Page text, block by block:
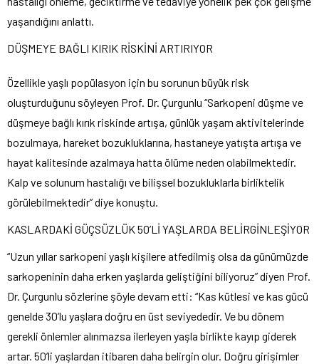
yaşandığını anlattı.
DÜŞMEYE BAĞLI KIRIK RİSKİNİ ARTIRIYOR
Özellikle yaşlı popülasyon için bu sorunun büyük risk
oluşturduğunu söyleyen Prof. Dr. Çurgunlu “Sarkopeni düşme ve
düşmeye bağlı kırık riskinde artışa, günlük yaşam aktivitelerinde
bozulmaya, hareket bozukluklarına, hastaneye yatışta artışa ve
hayat kalitesinde azalmaya hatta ölüme neden olabilmektedir.
Kalp ve solunum hastalığı ve bilişsel bozukluklarla birliktelik
görülebilmektedir” diye konuştu.
KASLARDAKİ GÜÇSÜZLÜK 50’Lİ YAŞLARDA BELİRGİNLEŞİYOR
“Uzun yıllar sarkopeni yaşlı kişilere atfedilmiş olsa da günümüzde
sarkopeninin daha erken yaşlarda geliştiğini biliyoruz” diyen Prof.
Dr. Çurgunlu sözlerine şöyle devam etti: “Kas kütlesi ve kas gücü
genelde 30’lu yaşlara doğru en üst seviyededir. Ve bu dönem
gerekli önlemler alınmazsa ilerleyen yaşla birlikte kayıp giderek
artar. 50’li yaşlardan itibaren daha belirgin olur. Doğru girişimler